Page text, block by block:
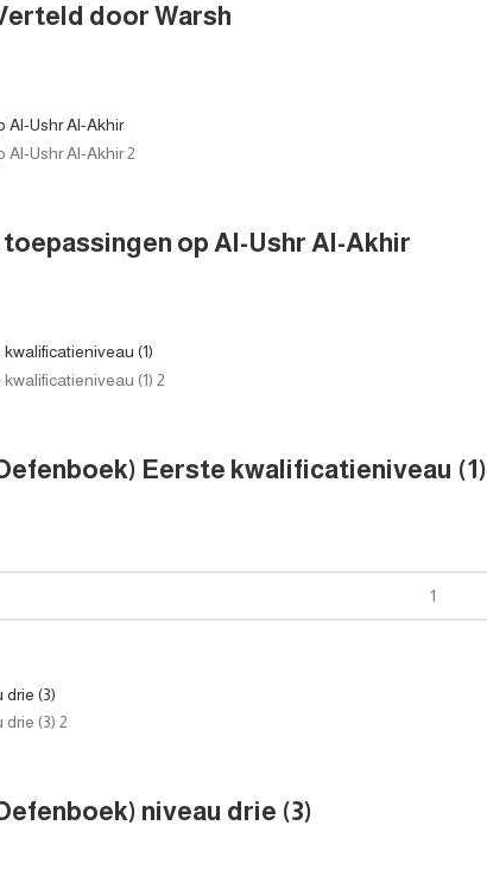
door Warsh
op Al-Ushr Al-Akhir
Eerste kwalificatieniveau (1)
niveau drie (3)